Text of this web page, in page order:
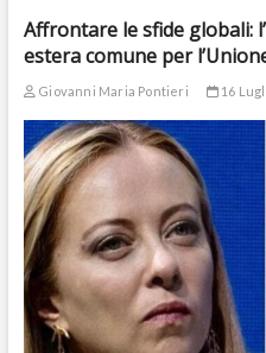
Affrontare le sfide globali:
estera comune per
Giovanni Maria Pontieri 16